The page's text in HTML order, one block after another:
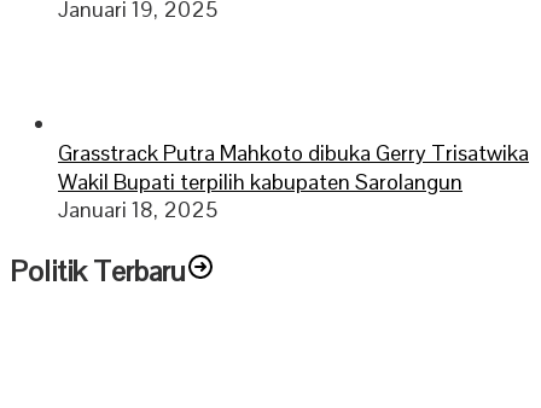
Januari 19, 2025
Grasstrack Putra Mahkoto dibuka Gerry Trisatwika
Wakil Bupati terpilih kabupaten Sarolangun
Januari 18, 2025
Politik Terbaru